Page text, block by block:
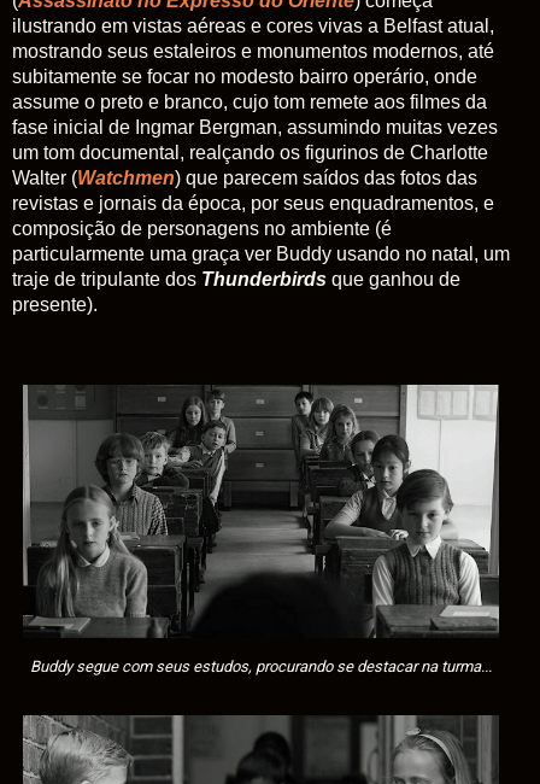
ilustrando em vistas aéreas e cores vivas a Belfast atual,
mostrando seus estaleiros e monumentos modernos, até
subitamente se focar no modesto bairro operário, onde
assume o preto e branco, cujo tom remete aos filmes da
fase inicial de Ingmar Bergman, assumindo muitas vezes
um tom documental, realçando os figurinos de Charlotte
Walter (Watchmen) que parecem saídos das fotos das
revistas e jornais da época, por seus enquadramentos, e
composição de personagens no ambiente (é
particularmente uma graça ver Buddy usando no natal, um
traje de tripulante dos Thunderbirds que ganhou de
presente).
Buddy segue com seus estudos, procurando se destacar na turma...